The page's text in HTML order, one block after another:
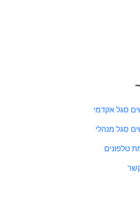
סגל אקדמי
סגל מנהלי
טלפונים